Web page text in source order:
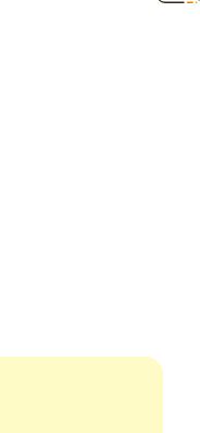
好評販売中